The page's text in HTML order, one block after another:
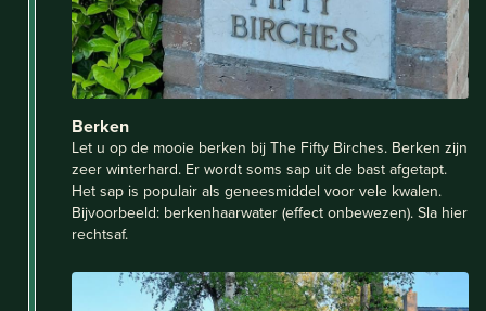
Berken
Let u op de mooie berken bij The Fifty Birches. Berken zijn
zeer winterhard. Er wordt soms sap uit de bast afgetapt.
Het sap is populair als geneesmiddel voor vele kwalen.
Bijvoorbeeld: berkenhaarwater (effect onbewezen). Sla hier
rechtsaf.